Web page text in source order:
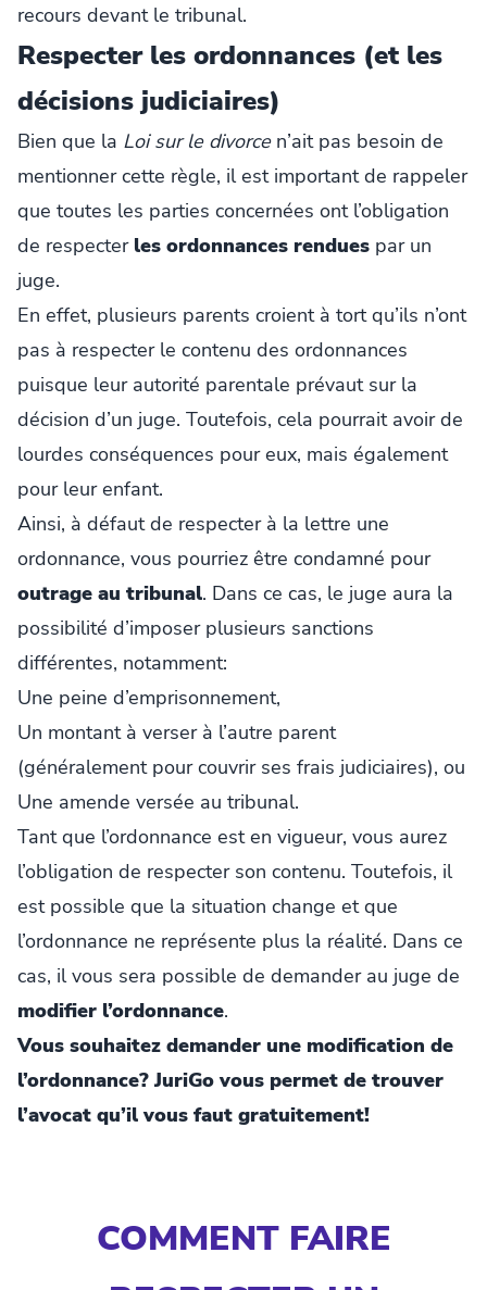
recours devant le tribunal.
Respecter les ordonnances (et les
décisions judiciaires)
Bien que la Loi sur le divorcen’ait pas besoin de
mentionner cette règle, il est important de rappeler
que toutes les parties concernées ont l’obligation
de respecter les ordonnances rendues par un
juge.
En effet, plusieurs parents croient à tort qu’ils n’ont
pas à respecter le contenu des ordonnances
puisque leur autorité parentale prévaut sur la
décision d’un juge. Toutefois, cela pourrait avoir de
lourdes conséquences pour eux, mais également
pour leur enfant.
Ainsi, à défaut de respecter à la lettre une
ordonnance, vous pourriez être condamné pour
outrage au tribunal. Dans ce cas, le juge aura la
possibilité d’imposer plusieurs sanctions
différentes, notamment:
Une peine d’emprisonnement,
Un montant à verser à l’autre parent
(généralement pour couvrir ses frais judiciaires), ou
Une amende versée au tribunal.
Tant que l’ordonnance est en vigueur, vous aurez
l’obligation de respecter son contenu. Toutefois, il
est possible que la situation change et que
l’ordonnance ne représente plus la réalité. Dans ce
cas, il vous sera possible de demander au juge de
modifier l’ordonnance.
Vous souhaitez demander une modification de
l’ordonnance? JuriGo vous permet de trouver
l’avocat qu’il vous faut gratuitement!
COMMENT FAIRE